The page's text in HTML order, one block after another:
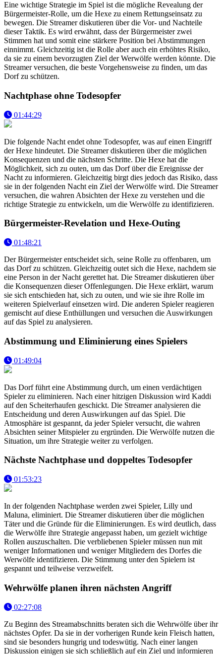
Eine wichtige Strategie im Spiel ist die mögliche Revealung der
Bürgermeister-Rolle, um die Hexe zu einem Rettungseinsatz zu
bewegen. Die Streamer diskutieren über die Vor- und Nachteile
dieser Taktik. Es wird erwähnt, dass der Bürgermeister zwei
Stimmen hat und somit eine stärkere Position bei Abstimmungen
einnimmt. Gleichzeitig ist die Rolle aber auch ein erhöhtes Risiko,
da sie zu einem bevorzugten Ziel der Werwölfe werden könnte. Die
Streamer versuchen, die beste Vorgehensweise zu finden, um das
Dorf zu schützen.
Nachtphase ohne Todesopfer
01:44:29
Die folgende Nacht endet ohne Todesopfer, was auf einen Eingriff
der Hexe hindeutet. Die Streamer diskutieren über die möglichen
Konsequenzen und die nächsten Schritte. Die Hexe hat die
Möglichkeit, sich zu outen, um das Dorf über die Ereignisse der
Nacht zu informieren. Gleichzeitig birgt dies jedoch das Risiko, dass
sie in der folgenden Nacht ein Ziel der Werwölfe wird. Die Streamer
versuchen, die wahren Absichten der Hexe zu verstehen und die
richtige Strategie zu entwickeln, um die Werwölfe zu identifizieren.
Bürgermeister-Revelation und Hexe-Outing
01:48:21
Der Bürgermeister entscheidet sich, seine Rolle zu offenbaren, um
das Dorf zu schützen. Gleichzeitig outet sich die Hexe, nachdem sie
eine Person in der Nacht gerettet hat. Die Streamer diskutieren über
die Konsequenzen dieser Offenlegungen. Die Hexe erklärt, warum
sie sich entschieden hat, sich zu outen, und wie sie ihre Rolle im
weiteren Spielverlauf einsetzen wird. Die anderen Spieler reagieren
gemischt auf diese Enthüllungen und versuchen die Auswirkungen
auf das Spiel zu analysieren.
Abstimmung und Eliminierung eines Spielers
01:49:04
Das Dorf führt eine Abstimmung durch, um einen verdächtigen
Spieler zu eliminieren. Nach einer hitzigen Diskussion wird Kaddi
auf den Scheiterhaufen geschickt. Die Streamer analysieren die
Entscheidung und deren Auswirkungen auf das Spiel. Die
Atmosphäre ist gespannt, da jeder Spieler versucht, die wahren
Absichten seiner Mitspieler zu ergründen. Die Werwölfe nutzen die
Situation, um ihre Strategie weiter zu verfolgen.
Nächste Nachtphase und doppeltes Todesopfer
01:53:23
In der folgenden Nachtphase werden zwei Spieler, Lilly und
Maluna, eliminiert. Die Streamer diskutieren über die möglichen
Täter und die Gründe für die Eliminierungen. Es wird deutlich, dass
die Werwölfe ihre Strategie angepasst haben, um gezielt wichtige
Rollen auszuschalten. Die verbliebenen Spieler müssen nun mit
weniger Informationen und weniger Mitgliedern des Dorfes die
Werwölfe identifizieren. Die Stimmung unter den Spielern ist
gespannt und teilweise verzweifelt.
Wehrwölfe planen ihren nächsten Angriff
02:27:08
Zu Beginn des Streamabschnitts beraten sich die Wehrwölfe über ihr
nächstes Opfer. Da sie in der vorherigen Runde kein Fleisch hatten,
sind sie besonders hungrig und todeswütig. Nach einer langen
Diskussion einigen sie sich schließlich auf ein Ziel und informieren